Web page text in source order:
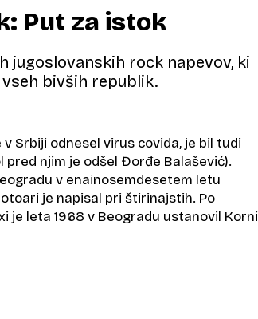
Put za istok
jugoslovanskih rock napevov, ki
bivših republik.
v Srbiji odnesel virus covida, je bil tudi
pred njim je odšel Đorđe Balašević).
v enainosemdesetem letu
je napisal pri štirinajstih. Po
je leta 1968 v Beogradu ustanovil Korni